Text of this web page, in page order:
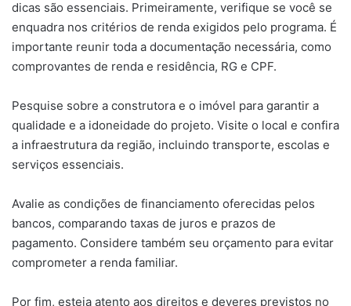
dicas são essenciais. Primeiramente, verifique se você se
enquadra nos critérios de renda exigidos pelo programa. É
importante reunir toda a documentação necessária, como
comprovantes de renda e residência, RG e CPF.
Pesquise sobre a construtora e o imóvel para garantir a
qualidade e a idoneidade do projeto. Visite o local e confira
a infraestrutura da região, incluindo transporte, escolas e
serviços essenciais.
Avalie as condições de financiamento oferecidas pelos
bancos, comparando taxas de juros e prazos de
pagamento. Considere também seu orçamento para evitar
comprometer a renda familiar.
Por fim, esteja atento aos direitos e deveres previstos no